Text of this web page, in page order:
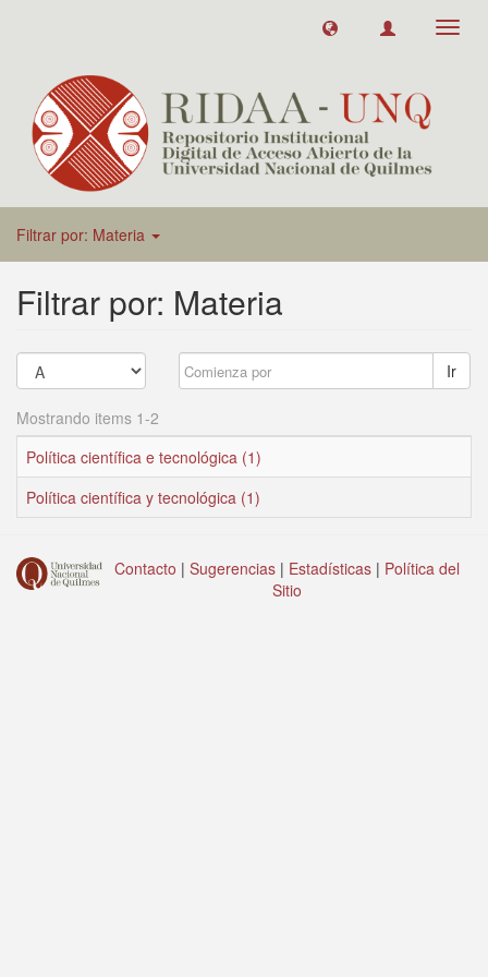
Filtrar por: Materia
Filtrar por: Materia
Ir
Mostrando items 1-2
Política científica e tecnológica (1)
Política científica y tecnológica (1)
Contacto | Sugerencias | Estadísticas | Política del
Sitio